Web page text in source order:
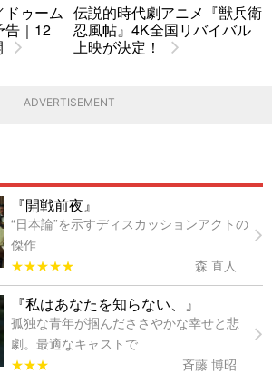
ドゥーム
告｜12
伝説的時代劇アニメ『獣兵衛
忍風帖』4K全国リバイバル
上映が決定！
ADVERTISEMENT
『開戦前夜』
“日本論”を示すディスカッションアクトの
傑作
★★★★★
森 直人
『私はあなたを知らない、』
孤独な青年が掴んだささやかな幸せと悲
劇。最適なキャストで
★★★
斉藤 博昭